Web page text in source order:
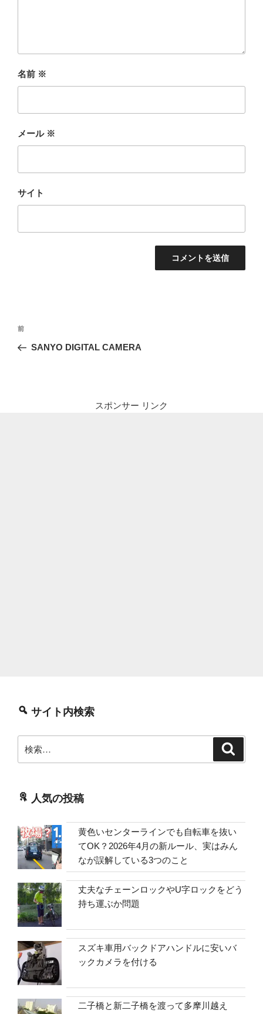
名前 ※
メール ※
サイト
投
ナ
前
の
前
SANYO DIGITAL CAMERA
スポンサー リンク
サイト内検索
索:
人気の投稿
黄色いセンターラインでも自転車を抜い
てOK？2026年4月の新ルール、実はみん
なが誤解している3つのこと
丈夫なチェーンロックやU字ロックをどう
持ち運ぶか問題
スズキ車用バックドアハンドルに安いバ
ックカメラを付ける
二子橋と新二子橋を渡って多摩川越え